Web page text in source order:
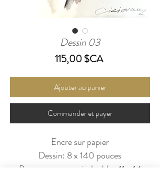
Dessin 03
115,00 $CAPrix
Ajouter au panier
Commander et payer
Encre sur papier
Dessin: 8 x 140 pouces